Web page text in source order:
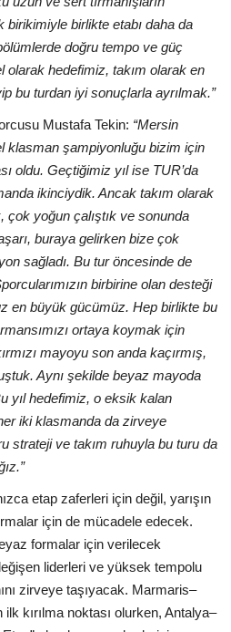
birikimiyle birlikte etabı daha da
doğru tempo ve güç
olarak hedefimiz, takım olarak en
bu turdan iyi sonuçlarla ayrılmak.”
Mustafa Tekin: “Mersin
klasman şampiyonluğu bizim için
oldu. Geçtiğimiz yıl ise TUR’da
ikinciydik. Ancak takım olarak
çok yoğun çalıştık ve sonunda
buraya gelirken bize çok
sağladı. Bu tur öncesinde de
birbirine olan desteği
en büyük gücümüz. Hep birlikte bu
ortaya koymak için
mayoyu son anda kaçırmış,
Aynı şekilde beyaz mayoda
yıl hedefimiz, o eksik kalan
iki klasmanda da zirveye
strateji ve takım ruhuyla bu turu da
etap zaferleri için değil, yarışın
için de mücadele edecek.
formalar için verilecek
liderleri ve yüksek tempolu
zirveye taşıyacak. Marmaris–
ilk kırılma noktası olurken, Antalya–